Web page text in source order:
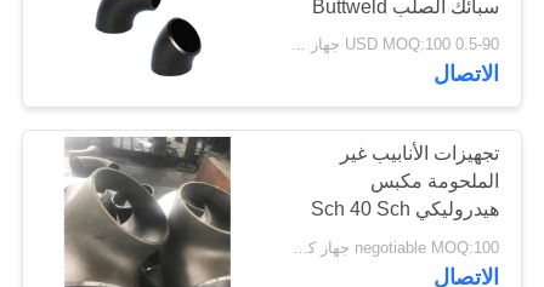
سبائك الصلب Buttweld
A234 Wpb
0.5-90 USD MOQ:100 جهاز كمبيوتر شخصى
الاتصال
تجهيزات الأنابيب غير
الملحومة مكبس
هيدروليكي Sch 40 Sch
80
negotiable MOQ:100 جهاز كمبيوتر شخصى
الاتصال